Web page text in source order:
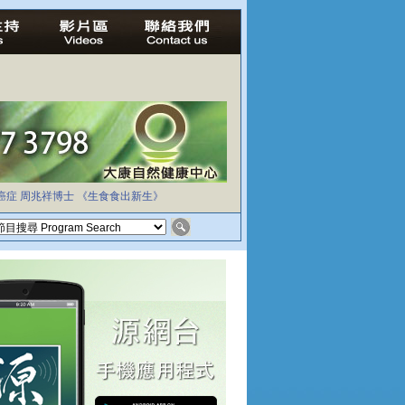
症 周兆祥博士 《生食食出新生》